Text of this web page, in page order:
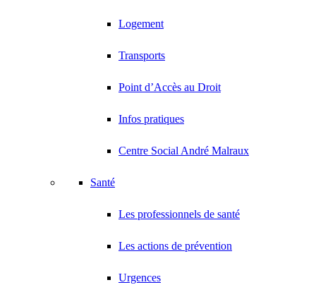
Logement
Transports
Point d’Accès au Droit
Infos pratiques
Centre Social André Malraux
Santé
Les professionnels de santé
Les actions de prévention
Urgences